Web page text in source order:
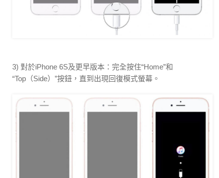
3) 對於iPhone 6S及更早版本：完全按住“Home”和
“Top（Side）”按鈕，直到出現回復模式螢幕。